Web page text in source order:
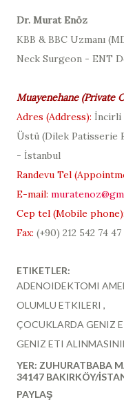
Dr. Murat Enöz
KBB & BBC Uzmanı (
Neck Surgeon - ENT
Muayenehane (Private
Adres (Address): İncirli
Üstü (Dilek Patisserie
- İstanbul
Randevu Tel (
E-mail:
Cep tel (Mobile phone):
Fax: (+90) 212 542 74 47
ETIKETLER:
ADENOIDEKTOMI
OLUMLU ETKILERI
ÇOCUKLARDA GENIZ
GENIZ ETI
YER: ZUHURATBABA
34147 BAKIRKÖY/
PAYLAŞ